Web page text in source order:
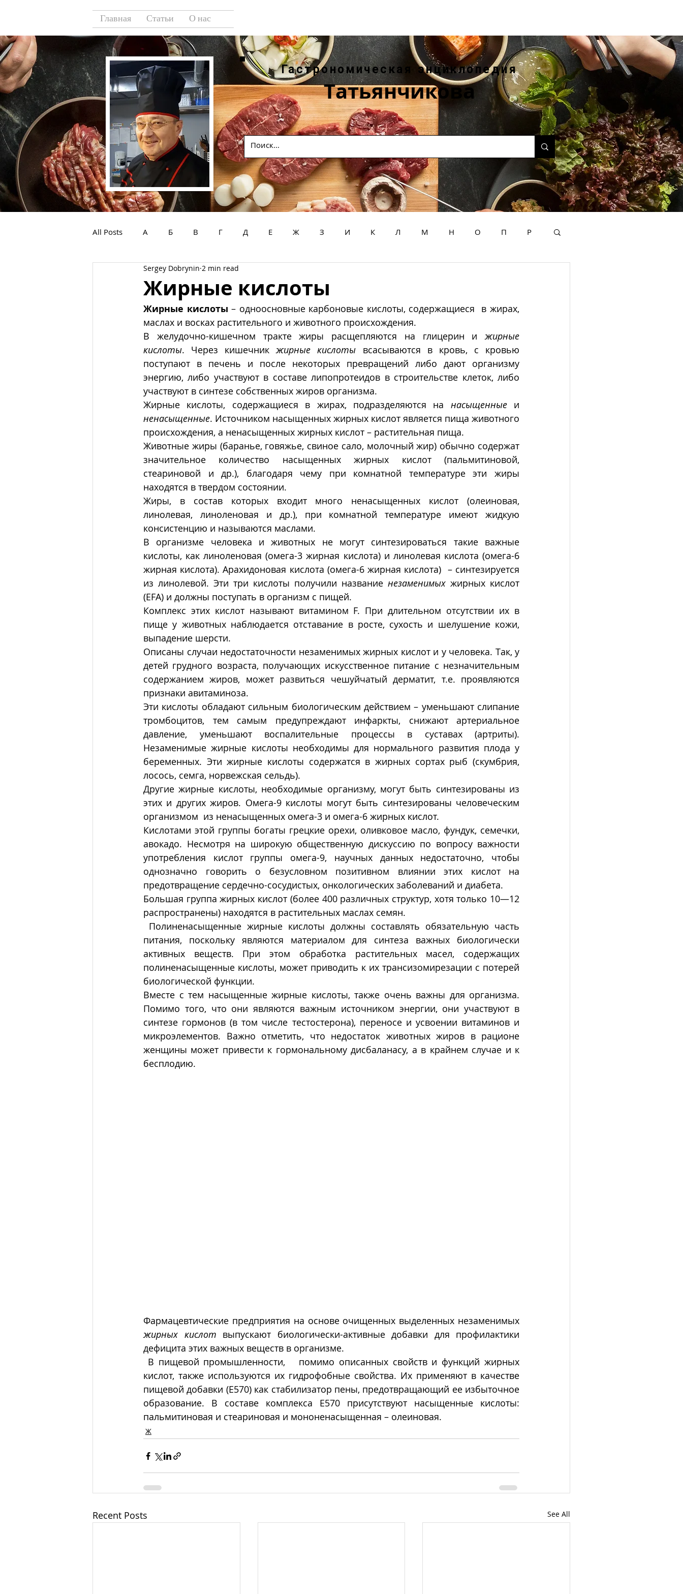
Главная Статьи О нас
Гастрономическая энциклопедия
Татьянчикова
All Posts А Б В Г Д Е Ж З И К Л М Н О П Р
У Ф Х
Жирные кислоты
Sergey Dobrynin 2 min read
Жирные кислоты – одноосновные карбоновые кислоты, содержащиеся  в жирах,
маслах и восках растительного и животного происхождения.
В желудочно-кишечном тракте жиры расщепляются на глицерин и жирные
кислоты. Через кишечник жирные кислоты всасываются в кровь, с кровью
поступают в печень и после некоторых превращений либо дают организму
энергию, либо участвуют в составе липопротеидов в строительстве клеток, либо
участвуют в синтезе собственных жиров организма.
Жирные кислоты, содержащиеся в жирах, подразделяются на насыщенные
ненасыщенные. Источником насыщенных жирных кислот является пища животного
происхождения, а ненасыщенных жирных кислот – растительная пища.
Животные жиры (баранье, говяжье, свиное сало, молочный жир) обычно содержат
значительное количество насыщенных жирных кислот (пальмитиновой,
стеариновой и др.), благодаря чему при комнатной температуре эти жиры
находятся в твердом состоянии.
Жиры, в состав которых входит много ненасыщенных кислот (олеиновая,
линолевая, линоленовая и др.), при комнатной температуре имеют жидкую
консистенцию и называются маслами.
В организме человека и животных не могут синтезироваться такие важные
кислоты, как линоленовая (омега-3 жирная кислота) и линолевая кислота (омега-6
жирная кислота). Арахидоновая кислота (омега-6 жирная кислота)  – синтезируется
из линолевой. Эти три кислоты получили название незаменимых жирных кислот
(EFA) и должны поступать в организм с пищей.
Комплекс этих кислот называют витамином F. При длительном отсутствии их в
пище у животных наблюдается отставание в росте, сухость и шелушение кожи,
выпадение шерсти.
Описаны случаи недостаточности незаменимых жирных кислот и у человека. Так, у
детей грудного возраста, получающих искусственное питание с незначительным
содержанием жиров, может развиться чешуйчатый дерматит, т.е. проявляются
признаки авитаминоза.
Эти кислоты обладают сильным биологическим действием – уменьшают слипание
тромбоцитов, тем самым предупреждают инфаркты, снижают артериальное
давление, уменьшают воспалительные процессы в суставах (артриты).
Незаменимые жирные кислоты необходимы для нормального развития плода у
беременных. Эти жирные кислоты содержатся в жирных сортах рыб (скумбрия,
лосось, семга, норвежская сельдь).
Другие жирные кислоты, необходимые организму, могут быть синтезированы из
этих и других жиров. Омега-9 кислоты могут быть синтезированы человеческим
организмом  из ненасыщенных омега-3 и омега-6 жирных кислот.
Кислотами этой группы богаты грецкие орехи, оливковое масло, фундук, семечки,
авокадо. Несмотря на широкую общественную дискуссию по вопросу важности
употребления кислот группы омега-9, научных данных недостаточно, чтобы
однозначно говорить о безусловном позитивном влиянии этих кислот на
предотвращение сердечно-сосудистых, онкологических заболеваний и диабета.
Большая группа жирных кислот (более 400 различных структур, хотя только 10—12
распространены) находятся в растительных маслах семян.
питания, поскольку являются материалом для синтеза важных биологически
активных веществ. При этом обработка растительных масел, содержащих
полиненасыщенные кислоты, может приводить к их трансизомирезации с потерей
биологической функции.
Вместе с тем насыщенные жирные кислоты, также очень важны для организма.
Помимо того, что они являются важным источником энергии, они участвуют в
синтезе гормонов (в том числе тестостерона), переносе и усвоении витаминов и
микроэлементов. Важно отметить, что недостаток животных жиров в рационе
женщины может привести к гормональному дисбаланасу, а в крайнем случае и к
бесплодию.
жирных кислот выпускают биологически-активные добавки для профилактики
дефицита этих важных веществ в организме.
кислот, также используются их гидрофобные свойства. Их применяют в качестве
пищевой добавки (E570) как стабилизатор пены, предотвращающий ее избыточное
образование. В составе комплекса E570 присутствуют насыщенные кислоты:
пальмитиновая и стеариновая и мононенасыщенная – олеиновая.
Ж
Recent Posts See All